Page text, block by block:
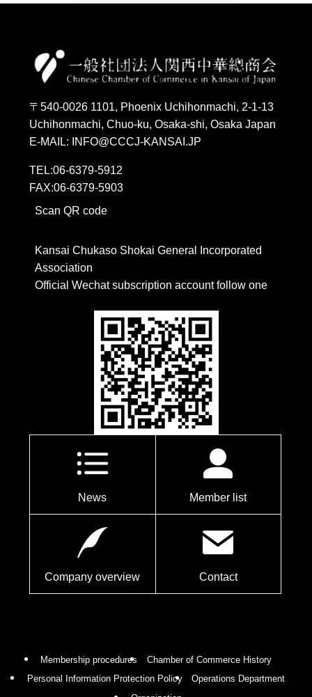
〒540-0026 1101, Phoenix Uchihonmachi, 2-1-13
Uchihonmachi, Chuo-ku, Osaka-shi, Osaka Japan
E-MAIL: INFO@CCCJ-KANSAI.JP
TEL:06-6379-5912
FAX:06-6379-5903
Scan QR code
Kansai Chukaso Shokai General Incorporated
Association
Official Wechat subscription account follow one
News Member list
Company overview Contact
Membership procedures
Chamber of Commerce History
Personal Information Protection Policy
Operations Department